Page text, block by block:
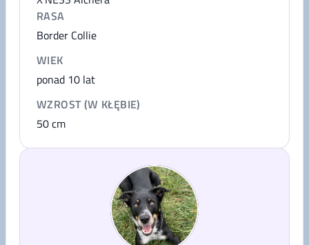
RASA
Border Collie
WIEK
ponad 10 lat
WZROST (W KŁĘBIE)
50cm